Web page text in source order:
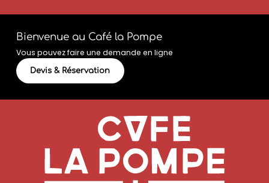
Bienvenue au Café la Pompe
Vous pouvez faire une demande en ligne
Devis & Réservation